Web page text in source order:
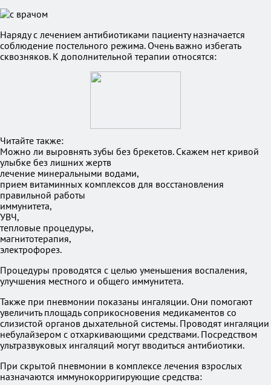
Наряду с лечением антибиотиками пациенту назначается
соблюдение постельного режима. Очень важно избегать
сквозняков. К дополнительной терапии относятся:
Читайте также:
Можно ли выровнять зубы без брекетов. Скажем нет кривой
улыбке без лишних жертв
лечение минеральными водами,
прием витаминных комплексов для восстановления
правильной работы
иммунитета,
УВЧ,
тепловые процедуры,
магнитотерапия,
электрофорез.
Процедуры проводятся с целью уменьшения воспаления,
улучшения местного и общего иммунитета.
Также при пневмонии показаны ингаляции. Они помогают
увеличить площадь соприкосновения медикаментов со
слизистой органов дыхательной системы. Проводят ингаляции
небулайзером с отхаркивающими средствами. Посредством
ультразвуковых ингаляций могут вводиться антибиотики.
При скрытой пневмонии в комплексе лечения взрослых
назначаются иммунокорригирующие средства: